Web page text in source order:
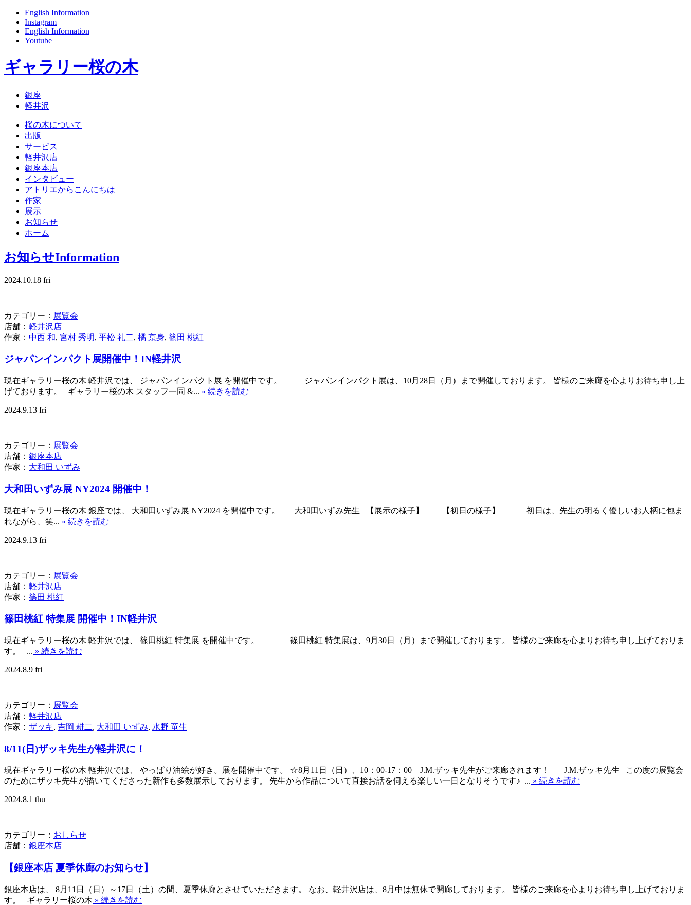
English Information
Instagram
English Information
Youtube
ギャラリー桜の木
銀座
軽井沢
桜の木について
出版
サービス
軽井沢店
銀座本店
インタビュー
アトリエからこんにちは
作家
展示
お知らせ
ホーム
お知らせInformation
2024.10.18 fri
カテゴリー： 展覧会
店舗： 軽井沢店
作家： 中西 和, 宮村 秀明, 平松 礼二, 橘 京身, 篠田 桃紅
ジャパンインパクト展開催中！IN軽井沢
現在ギャラリー桜の木 軽井沢では、 ジャパンインパクト展 を開催中です。 ジャパンインパクト展は、10月28日（月）まで開催しております。 皆様のご来廊を心よりお待ち申し上
げております。 ギャラリー桜の木 スタッフ一同 &... » 続きを読む
2024.9.13 fri
カテゴリー： 展覧会
店舗： 銀座本店
作家： 大和田 いずみ
大和田いずみ展 NY2024 開催中！
現在ギャラリー桜の木 銀座では、 大和田いずみ展 NY2024 を開催中です。 大和田いずみ先生 【展示の様子】 【初日の様子】 初日は、先生の明るく優しいお人柄に包ま
れながら、笑... » 続きを読む
2024.9.13 fri
カテゴリー： 展覧会
店舗： 軽井沢店
作家： 篠田 桃紅
篠田桃紅 特集展 開催中！IN軽井沢
現在ギャラリー桜の木 軽井沢では、 篠田桃紅 特集展 を開催中です。 篠田桃紅 特集展は、9月30日（月）まで開催しております。 皆様のご来廊を心よりお待ち申し上げておりま
す。 ... » 続きを読む
2024.8.9 fri
カテゴリー： 展覧会
店舗： 軽井沢店
作家： ザッキ, 吉岡 耕二, 大和田 いずみ, 水野 竜生
8/11(日)ザッキ先生が軽井沢に！
現在ギャラリー桜の木 軽井沢では、 やっぱり油絵が好き。展を開催中です。 ☆8月11日（日）、10：00-17：00 J.M.ザッキ先生がご来廊されます！ J.M.ザッキ先生 この度の展覧会
のためにザッキ先生が描いてくださった新作も多数展示しております。 先生から作品について直接お話を伺える楽しい一日となりそうです♪ ... » 続きを読む
2024.8.1 thu
カテゴリー： おしらせ
店舗： 銀座本店
【銀座本店 夏季休廊のお知らせ】
銀座本店は、 8月11日（日）～17日（土）の間、夏季休廊とさせていただきます。 なお、軽井沢店は、8月中は無休で開廊しております。 皆様のご来廊を心よりお待ち申し上げておりま
す。 ギャラリー桜の木 » 続きを読む